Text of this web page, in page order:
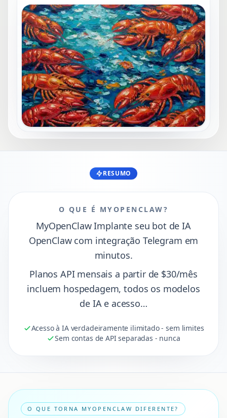
RESUMO
O QUE É MYOPENCLAW?
MyOpenClaw Implante seu bot de IA
OpenClaw com integração Telegram em
minutos.
Planos API mensais a partir de $30/mês
incluem hospedagem, todos os modelos
de IA e acesso…
Acesso à IA verdadeiramente ilimitado - sem limites
Sem contas de API separadas - nunca
O QUE TORNA MYOPENCLAW DIFERENTE?